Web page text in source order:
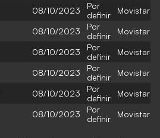
08/10/2023
Por
definir
Movistar
08/10/2023
Por
definir
Movistar
08/10/2023
Por
definir
Movistar
08/10/2023
Por
definir
Movistar
08/10/2023
Por
definir
Movistar
08/10/2023
Por
definir
Movistar